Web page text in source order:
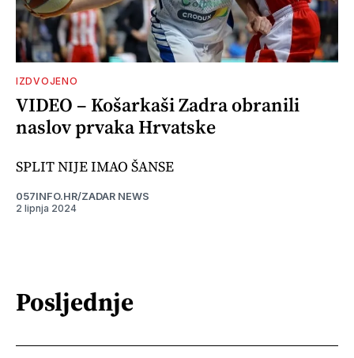
IZDVOJENO
VIDEO – Košarkaši Zadra obranili
naslov prvaka Hrvatske
SPLIT NIJE IMAO ŠANSE
057INFO.HR/ZADAR NEWS
2 lipnja 2024
Posljednje